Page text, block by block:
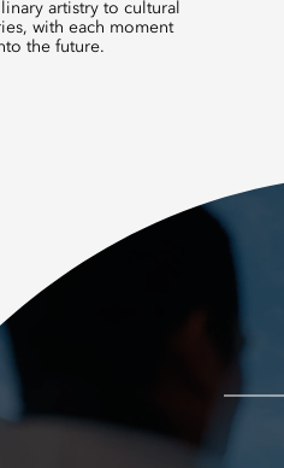
artistry to cultural
with each moment
the future.